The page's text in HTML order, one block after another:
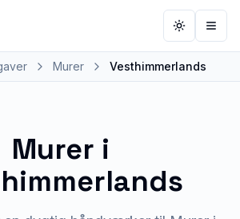
ToggleÅbn
Murer Vesthimmerlands
Murer i